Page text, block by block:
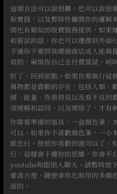
這個方法可以說很難，也可以說很
和實踐，以及暫時性撇開你的邏輯
間也有類似的收費服務提供，如果
和嘗試的話，你也可以選擇到外面
不過你不要問我哪個商店或人能夠
效的，麻煩你自己去付費嘗試。呵
好了，回到原點。如果你要執行這
萬物都是震動的存在，包括人類、
緒、能量、你看得見以及看不見的
須理解和認同，以及開悟了，才有
你需要準備的道具，一盒顏色筆，
可以。如果你不喜歡顏色筆，一小
紙也行。按照你喜歡的就可以了。
行，這樣會干擾你的思維，你會不
youtube和跟別人聊天。請暫時放
要貪方便，隨便拿你化妝用的多顏
面的。